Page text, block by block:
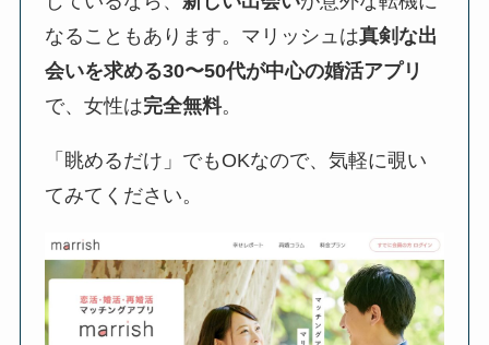
なることもあります。マリッシュは真剣な出
会いを求める30〜50代が中心の婚活アプリ
で、女性は完全無料。
「眺めるだけ」でもOKなので、気軽に覗い
てみてください。